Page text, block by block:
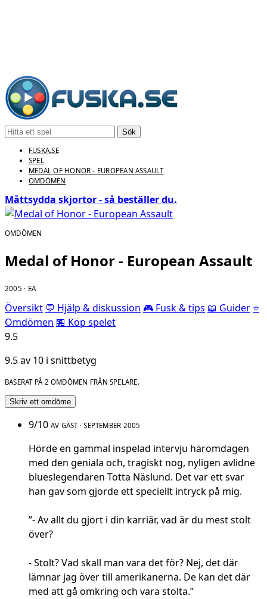
Sök
FUSKA.SE
SPEL
MEDAL OF HONOR - EUROPEAN ASSAULT
OMDÖMEN
Måttsydda skjortor - så beställer du.
OMDÖMEN
Medal of Honor - European Assault
2005 · EA
Översikt 💬 Hjälp & diskussion 🎮 Fusk & tips 📖 Guider ⭐
Omdömen 🏪 Köp spelet
9.5
9.5 av 10 i snittbetyg
BASERAT PÅ 2 OMDÖMEN FRÅN SPELARE.
Skriv ett omdöme
9/10 AV GÄST · SEPTEMBER 2005
Hörde en gammal inspelad intervju häromdagen
med den geniala och, tragiskt nog, nyligen avlidne
blueslegendaren Totta Näslund. Det var ett svar
han gav som gjorde ett speciellt intryck på mig.
”- Av allt du gjort i din karriär, vad är du mest stolt
över?
- Stolt? Vad skall man vara det för? Nej, det där
lämnar jag över till amerikanerna. De kan det där
med att gå omkring och vara stolta.”